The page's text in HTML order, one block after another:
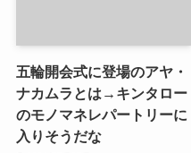
五輪開会式に登場のアヤ・
ナカムラとは→キンタロー
のモノマネレパートリーに
入りそうだな